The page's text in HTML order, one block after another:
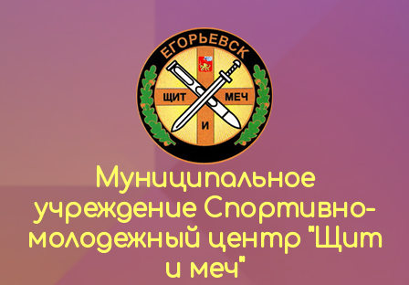
Муниципальное
учреждение Спортивно-
молодежный центр "Щит
и меч"